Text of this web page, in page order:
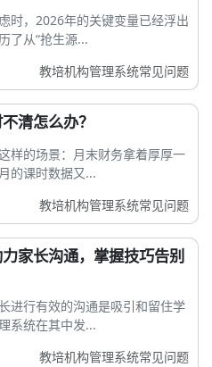
时，2026年的关键变量已经浮出
了从“抢生源...
教培机构管理系统常见问题
清怎么办？
样的场景：月末财务拿着厚厚一
的课时数据又...
教培机构管理系统常见问题
家长沟通，掌握技巧告别
进行有效的沟通是吸引和留住学
系统在其中发...
教培机构管理系统常见问题